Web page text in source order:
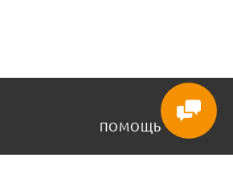
ПОМОЩЬ
Доставка и оплата